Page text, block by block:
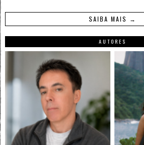
SAIBA MAIS →
AUTORES